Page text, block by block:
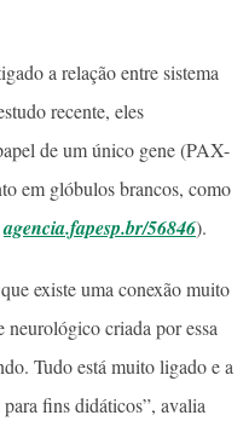
a relação entre sistema
recente, eles
de um único gene (PAX-
em glóbulos brancos, como
agencia.fapesp.br/56846).
existe uma conexão muito
neurológico criada por essa
Tudo está muito ligado e a
para fins didáticos”, avalia